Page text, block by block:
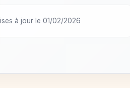
à jour le 01/02/2026